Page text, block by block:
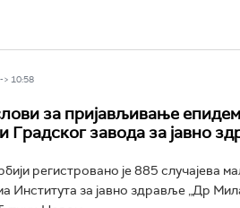
10:58
за пријављивање
Градског завода за јавно
регистровано је 885 случајева
Института за јавно здравље „Др